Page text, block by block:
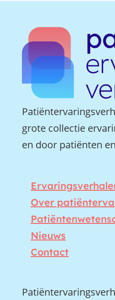
grote collectie
en door patiënten
Over
Nieuws
Contact